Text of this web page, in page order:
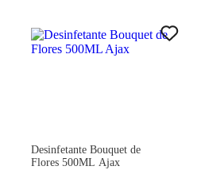
Desinfetante Bouquet de
Flores 500ML Ajax